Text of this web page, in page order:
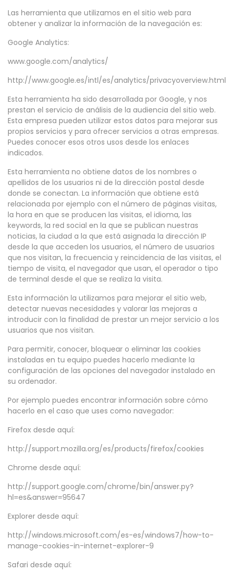
Las herramienta que utilizamos en el sitio web para
obtener y analizar la información de la navegación es:
Google Analytics:
www.google.com/analytics/
http://www.google.es/intl/es/analytics/privacyoverview.html
Esta herramienta ha sido desarrollada por Google, y nos
prestan el servicio de análisis de la audiencia del sitio web.
Esta empresa pueden utilizar estos datos para mejorar sus
propios servicios y para ofrecer servicios a otras empresas.
Puedes conocer esos otros usos desde los enlaces
indicados.
Esta herramienta no obtiene datos de los nombres o
apellidos de los usuarios ni de la dirección postal desde
donde se conectan. La información que obtiene está
relacionada por ejemplo con el número de páginas visitas,
la hora en que se producen las visitas, el idioma, las
keywords, la red social en la que se publican nuestras
noticias, la ciudad a la que está asignada la dirección IP
desde la que acceden los usuarios, el número de usuarios
que nos visitan, la frecuencia y reincidencia de las visitas, el
tiempo de visita, el navegador que usan, el operador o tipo
de terminal desde el que se realiza la visita.
Esta información la utilizamos para mejorar el sitio web,
detectar nuevas necesidades y valorar las mejoras a
introducir con la finalidad de prestar un mejor servicio a los
usuarios que nos visitan.
Para permitir, conocer, bloquear o eliminar las cookies
instaladas en tu equipo puedes hacerlo mediante la
configuración de las opciones del navegador instalado en
su ordenador.
Por ejemplo puedes encontrar información sobre cómo
hacerlo en el caso que uses como navegador:
Firefox desde aquí:
http://support.mozilla.org/es/products/firefox/cookies
Chrome desde aquí:
http://support.google.com/chrome/bin/answer.py?
hl=es&answer=95647
Explorer desde aquí:
http://windows.microsoft.com/es-es/windows7/how-to-
manage-cookies-in-internet-explorer-9
Safari desde aquí: